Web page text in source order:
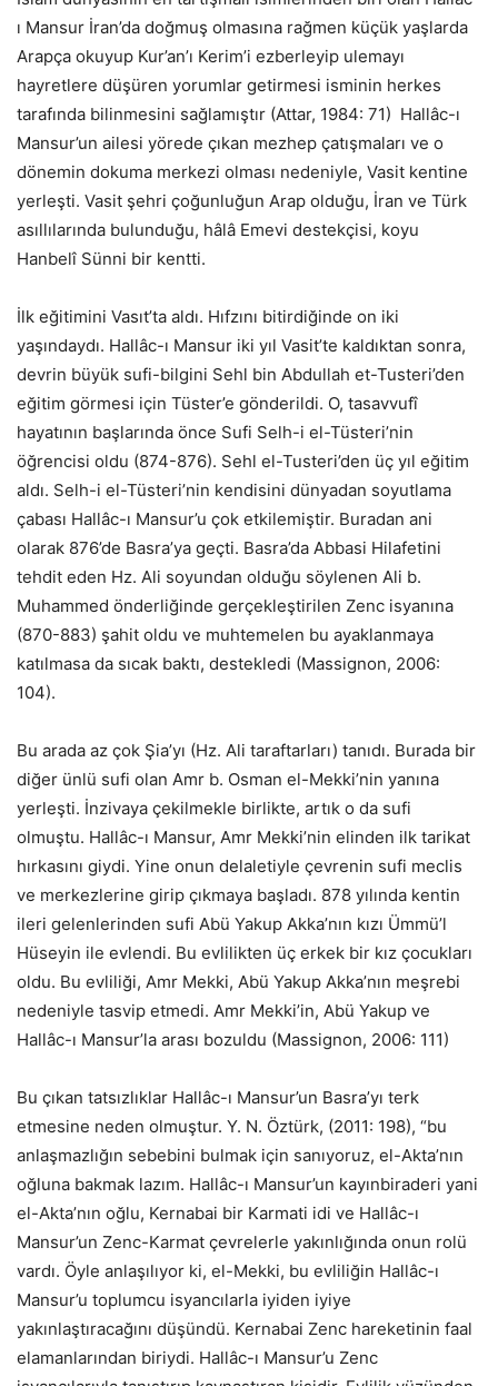
ı Mansur İran’da doğmuş olmasına rağmen küçük yaşlarda
Arapça okuyup Kur’an’ı Kerim’i ezberleyip ulemayı
hayretlere düşüren yorumlar getirmesi isminin herkes
tarafında bilinmesini sağlamıştır (Attar, 1984: 71) Hallâc-ı
Mansur’un ailesi yörede çıkan mezhep çatışmaları ve o
dönemin dokuma merkezi olması nedeniyle, Vasit kentine
yerleşti. Vasit şehri çoğunluğun Arap olduğu, İran ve Türk
asıllılarında bulunduğu, hâlâ Emevi destekçisi, koyu
Hanbelî Sünni bir kentti.
İlk eğitimini Vasıt’ta aldı. Hıfzını bitirdiğinde on iki
yaşındaydı. Hallâc-ı Mansur iki yıl Vasit’te kaldıktan sonra,
devrin büyük sufi-bilgini Sehl bin Abdullah et-Tusteri’den
eğitim görmesi için Tüster’e gönderildi. O, tasavvufî
hayatının başlarında önce Sufi Selh-i el-Tüsteri’nin
öğrencisi oldu (874-876). Sehl el-Tusteri’den üç yıl eğitim
aldı. Selh-i el-Tüsteri’nin kendisini dünyadan soyutlama
çabası Hallâc-ı Mansur’u çok etkilemiştir. Buradan ani
olarak 876’de Basra’ya geçti. Basra’da Abbasi Hilafetini
tehdit eden Hz. Ali soyundan olduğu söylenen Ali b.
Muhammed önderliğinde gerçekleştirilen Zenc isyanına
(870-883) şahit oldu ve muhtemelen bu ayaklanmaya
katılmasa da sıcak baktı, destekledi (Massignon, 2006:
104).
Bu arada az çok Şia’yı (Hz. Ali taraftarları) tanıdı. Burada bir
diğer ünlü sufi olan Amr b. Osman el-Mekki’nin yanına
yerleşti. İnzivaya çekilmekle birlikte, artık o da sufi
olmuştu. Hallâc-ı Mansur, Amr Mekki’nin elinden ilk tarikat
hırkasını giydi. Yine onun delaletiyle çevrenin sufi meclis
ve merkezlerine girip çıkmaya başladı. 878 yılında kentin
ileri gelenlerinden sufi Abü Yakup Akka’nın kızı Ümmü’l
Hüseyin ile evlendi. Bu evlilikten üç erkek bir kız çocukları
oldu. Bu evliliği, Amr Mekki, Abü Yakup Akka’nın meşrebi
nedeniyle tasvip etmedi. Amr Mekki’in, Abü Yakup ve
Hallâc-ı Mansur’la arası bozuldu (Massignon, 2006: 111)
Bu çıkan tatsızlıklar Hallâc-ı Mansur’un Basra’yı terk
etmesine neden olmuştur. Y. N. Öztürk, (2011: 198), “bu
anlaşmazlığın sebebini bulmak için sanıyoruz, el-Akta’nın
oğluna bakmak lazım. Hallâc-ı Mansur’un kayınbiraderi yani
el-Akta’nın oğlu, Kernabai bir Karmati idi ve Hallâc-ı
Mansur’un Zenc-Karmat çevrelerle yakınlığında onun rolü
vardı. Öyle anlaşılıyor ki, el-Mekki, bu evliliğin Hallâc-ı
Mansur’u toplumcu isyancılarla iyiden iyiye
yakınlaştıracağını düşündü. Kernabai Zenc hareketinin faal
elamanlarından biriydi. Hallâc-ı Mansur’u Zenc